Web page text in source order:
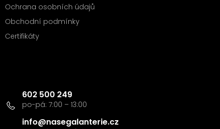
Ochrana osobních údajů
Obchodní podmínky
Certifikáty
info@nasegalanterie.cz
602 500 249